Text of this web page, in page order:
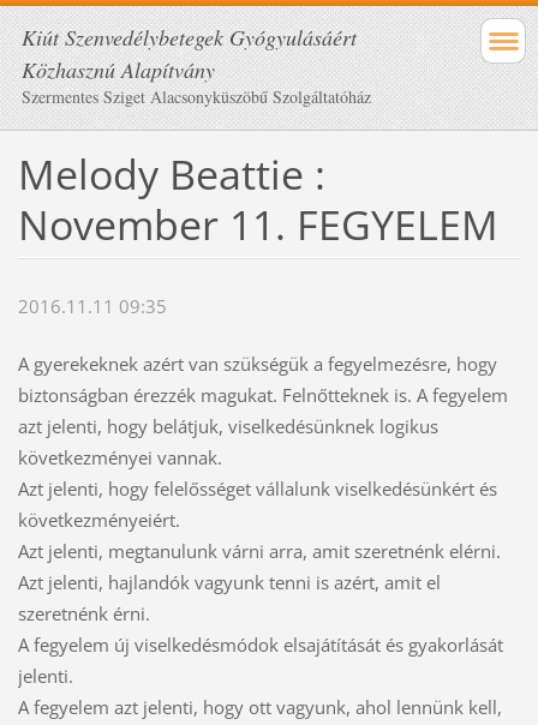
Kiút Szenvedélybetegek Gyógyulásáért
Közhasznú Alapítvány
Szermentes Sziget Alacsonyküszöbű Szolgáltatóház
Melody Beattie :
November 11. FEGYELEM
2016.11.11 09:35
A gyerekeknek azért van szükségük a fegyelmezésre, hogy
biztonságban érezzék magukat. Felnőtteknek is. A fegyelem
azt jelenti, hogy belátjuk, viselkedésünknek logikus
következményei vannak.
Azt jelenti, hogy felelősséget vállalunk viselkedésünkért és
következményeiért.
Azt jelenti, megtanulunk várni arra, amit szeretnénk elérni.
Azt jelenti, hajlandók vagyunk tenni is azért, amit el
szeretnénk érni.
A fegyelem új viselkedésmódok elsajátítását és gyakorlását
jelenti.
A fegyelem azt jelenti, hogy ott vagyunk, ahol lennünk kell,